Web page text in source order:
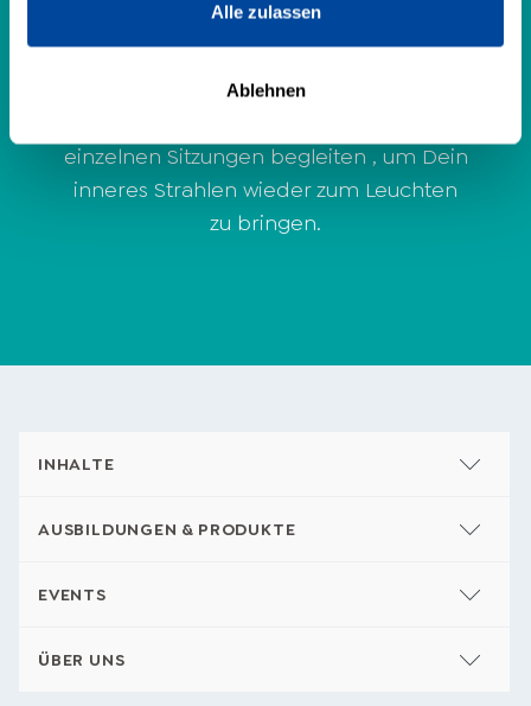
Alle zulassen
Ablehnen
entdecken Deine
Selbstsabotagemechanismen und
Deine Glaubenssätze.
einzelnen Sitzungen begleiten , um Dein
inneres Strahlen wieder zum Leuchten
zu bringen.
INHALTE
AUSBILDUNGEN & PRODUKTE
EVENTS
ÜBER UNS